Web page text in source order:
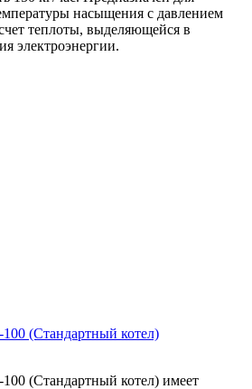
насыщения с давлением
теплоты, выделяющейся в
электроэнергии.
(Стандартный котел)
(Стандартный котел) имеет